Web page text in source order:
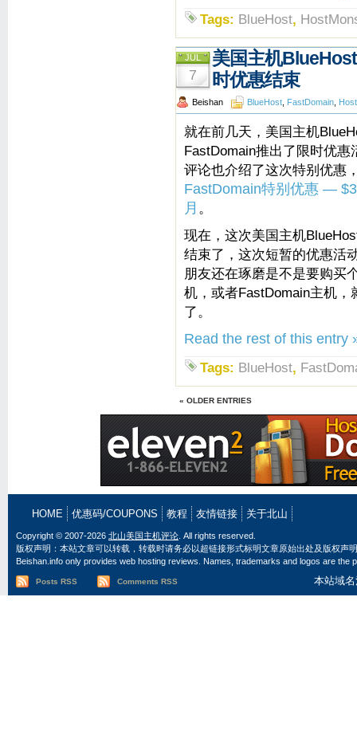
Tags: BlueHost,
JUL
7
美国主机
时优惠结束
Beishan BlueHost FastDomain
就在前几天，美国主机
FastDomain推出了限时优惠
评论也介绍了这次特别优惠
FastDomain特别优惠 —
月 。
现在，这次美国主机
结束了，这次短暂的优惠活
朋友还在琢磨是不是要购买
机，或者FastDomain主机
了。
Read the rest of this entry
Tags: BlueHost,
« OLDER ENTRIES
HOME 优惠码/COUPONS 教程 友情链接 关于北山
Copyright © 2007-2026 北山美国主机评论 . All rights reserved.
版权声明：本站文章可以转载，转载时请务必以超链接形式标明文章原始出处及版权声
Beishan.info only provides web hosting reviews. Names, trademarks and logos are
Posts RSS Comments RSS 本站域